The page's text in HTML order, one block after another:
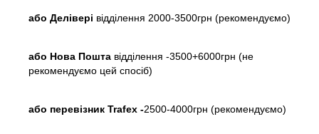
або Делівері відділення 2000-3500грн (рекомендуємо)
або Нова Пошта відділення -3500+6000грн (не
рекомендуємо цей спосіб)
або перевізник Trafex -2500-4000грн (рекомендуємо)